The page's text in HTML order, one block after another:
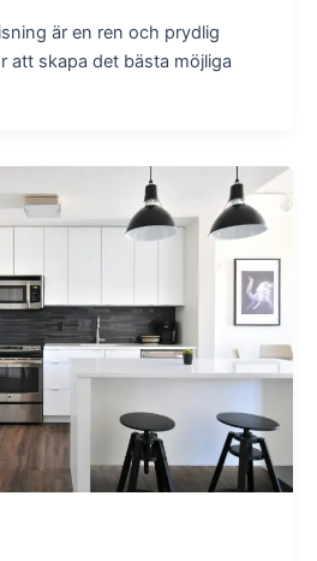
är en ren och prydlig
att skapa det bästa möjliga